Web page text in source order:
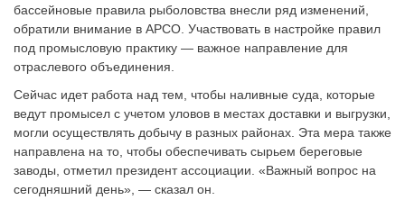
бассейновые правила рыболовства внесли ряд изменений,
обратили внимание в АРСО. Участвовать в настройке правил
под промысловую практику — важное направление для
отраслевого объединения.
Сейчас идет работа над тем, чтобы наливные суда, которые
ведут промысел с учетом уловов в местах доставки и выгрузки,
могли осуществлять добычу в разных районах. Эта мера также
направлена на то, чтобы обеспечивать сырьем береговые
заводы, отметил президент ассоциации. «Важный вопрос на
сегодняшний день», — сказал он.